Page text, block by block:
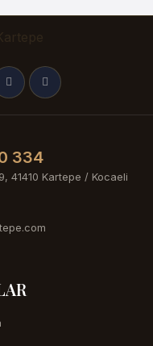
334
41410 Kartepe / Kocaeli